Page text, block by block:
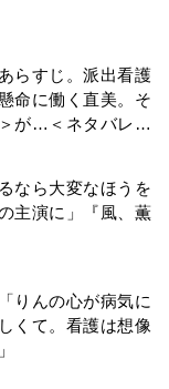
らすじ。派出看護
命に働く直美。そ
が…＜ネタバレあ
なら大変なほうを
主演に」『風、薫
りんの心が病気に
くて。看護は想像